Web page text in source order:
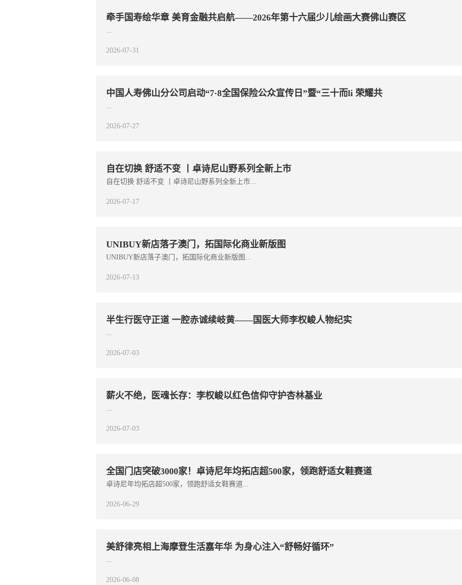
牵手国寿绘华章 美育金融共启航——2026年第十六届少儿绘画大赛佛山赛区
...
2026-07-31
中国人寿佛山分公司启动“7·8全国保险公众宣传日”暨“三十而li 荣耀共
...
2026-07-27
自在切换 舒适不变 丨卓诗尼山野系列全新上市
自在切换 舒适不变 丨卓诗尼山野系列全新上市...
2026-07-17
UNIBUY新店落子澳门，拓国际化商业新版图
UNIBUY新店落子澳门，拓国际化商业新版图...
2026-07-13
半生行医守正道 一腔赤诚续岐黄——国医大师李权峻人物纪实
...
2026-07-03
薪火不绝，医魂长存：李权峻以红色信仰守护杏林基业
...
2026-07-03
全国门店突破3000家！卓诗尼年均拓店超500家，领跑舒适女鞋赛道
卓诗尼年均拓店超500家，领跑舒适女鞋赛道...
2026-06-29
美舒律亮相上海摩登生活嘉年华 为身心注入“舒畅好循环”
...
2026-06-08